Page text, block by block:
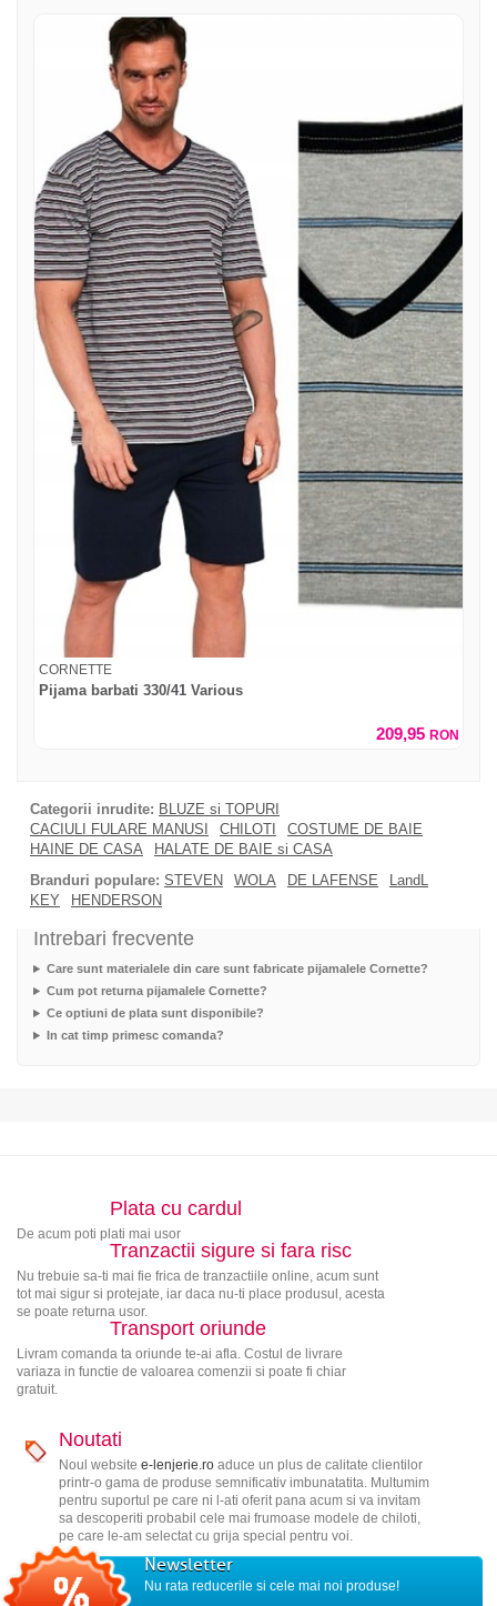
CORNETTE
Pijama barbati 330/41 Various
209,95 RON
Categorii inrudite: BLUZE si TOPURI
CACIULI FULARE MANUSI
CHILOTI
COSTUME DE BAIE
HAINE DE CASA
HALATE DE BAIE si CASA
Branduri populare: STEVEN WOLA DE LAFENSE
LandL
KEY
HENDERSON
Intrebari frecvente
Care sunt materialele din care sunt fabricate pijamalele Cornette?
Cum pot returna pijamalele Cornette?
Ce optiuni de plata sunt disponibile?
In cat timp primesc comanda?
Plata cu cardul
De acum poti plati mai usor
Tranzactii sigure si fara risc
Nu trebuie sa-ti mai fie frica de tranzactiile online, acum sunt
tot mai sigur si protejate, iar daca nu-ti place produsul, acesta
se poate returna usor.
Transport oriunde
Livram comanda ta oriunde te-ai afla. Costul de livrare
variaza in functie de valoarea comenzii si poate fi chiar
gratuit.
Noutati
Noul website e-lenjerie.roaduce un plus de calitate clientilor
printr-o gama de produse semnificativ imbunatatita. Multumim
pentru suportul pe care ni l-ati oferit pana acum si va invitam
sa descoperiti probabil cele mai frumoase modele de chiloti,
pe care le-am selectat cu grija special pentru voi.
Newsletter
Nu rata reducerile si cele mai noi produse!